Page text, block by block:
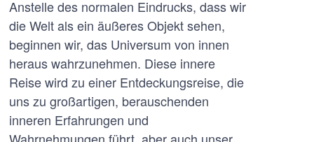
Anstelle des normalen Eindrucks, dass wir
die Welt als ein äußeres Objekt sehen,
beginnen wir, das Universum von innen
heraus wahrzunehmen. Diese innere
Reise wird zu einer Entdeckungsreise, die
uns zu großartigen, berauschenden
inneren Erfahrungen und
Wahrnehmungen führt, aber auch unser